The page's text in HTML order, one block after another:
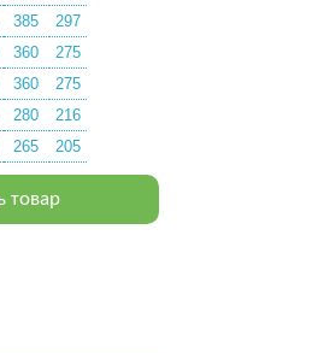
385 297
360 275
360 275
280 216
265 205
товар